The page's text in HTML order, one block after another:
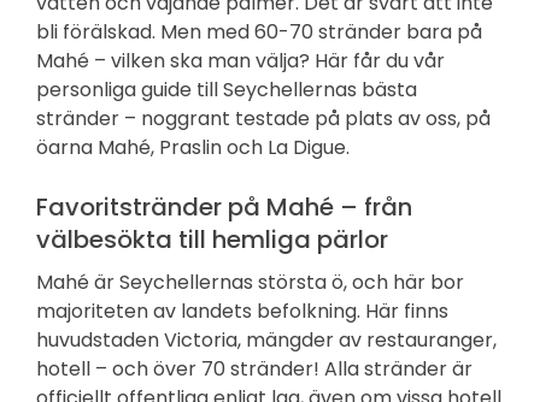
bli förälskad. Men med 60-70 stränder bara på
Mahé – vilken ska man välja? Här får du vår
personliga guide till Seychellernas bästa
stränder – noggrant testade på plats av oss, på
öarna Mahé, Praslin och La Digue.
Favoritstränder på Mahé – från
välbesökta till hemliga pärlor
Mahé är Seychellernas största ö, och här bor
majoriteten av landets befolkning. Här finns
huvudstaden Victoria, mängder av restauranger,
hotell – och över 70 stränder! Alla stränder är